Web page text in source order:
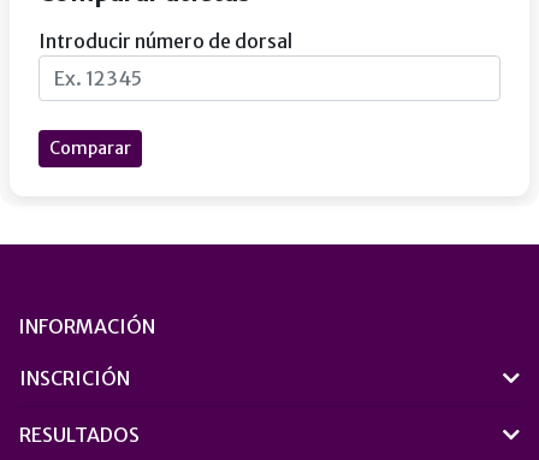
Introducir número de dorsal
Comparar
INFORMACIÓN
INSCRICIÓN
RESULTADOS